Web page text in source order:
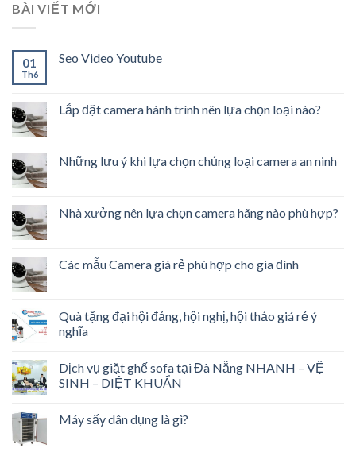
BÀI VIẾT MỚI
01
Th6
Seo Video Youtube
Lắp đặt camera hành trình nên lựa chọn loại nào?
Những lưu ý khi lựa chọn chủng loại camera an ninh
Nhà xưởng nên lựa chọn camera hãng nào phù hợp?
Các mẫu Camera giá rẻ phù hợp cho gia đình
Quà tặng đại hội đảng, hội nghị, hội thảo giá rẻ ý
nghĩa
Dịch vụ giặt ghế sofa tại Đà Nẵng NHANH – VỆ
SINH – DIỆT KHUẨN
Máy sấy dân dụng là gì?